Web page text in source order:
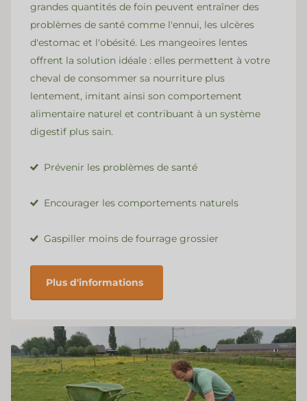
grandes quantités de foin peuvent entraîner des
problèmes de santé comme l'ennui, les ulcères
d'estomac et l'obésité. Les mangeoires lentes
offrent la solution idéale : elles permettent à votre
cheval de consommer sa nourriture plus
lentement, imitant ainsi son comportement
alimentaire naturel et contribuant à un système
digestif plus sain.
Prévenir les problèmes de santé
Encourager les comportements naturels
Gaspiller moins de fourrage grossier
Plus d'informations